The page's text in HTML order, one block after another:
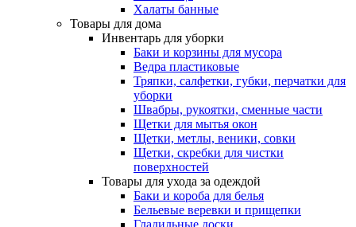
Халаты банные
Товары для дома
Инвентарь для уборки
Баки и корзины для мусора
Ведра пластиковые
Тряпки, салфетки, губки, перчатки для
уборки
Швабры, рукоятки, сменные части
Щетки для мытья окон
Щетки, метлы, веники, совки
Щетки, скребки для чистки
поверхностей
Товары для ухода за одеждой
Баки и короба для белья
Бельевые веревки и прищепки
Гладильные доски